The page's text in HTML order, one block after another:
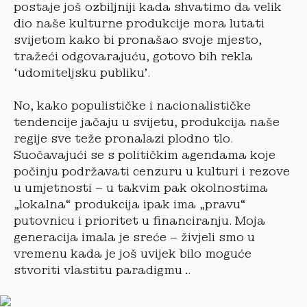
postaje još ozbiljniji kada shvatimo da velik
dio naše kulturne produkcije mora lutati
svijetom kako bi pronašao svoje mjesto,
tražeći odgovarajuću, gotovo bih rekla
‘udomiteljsku publiku’.
No, kako populističke i nacionalističke
tendencije jačaju u svijetu, produkcija naše
regije sve teže pronalazi plodno tlo.
Suočavajući se s političkim agendama koje
počinju podržavati cenzuru u kulturi i rezove
u umjetnosti – u takvim pak okolnostima
„lokalna“ produkcija ipak ima „pravu“
putovnicu i prioritet u financiranju. Moja
generacija imala je sreće – živjeli smo u
vremenu kada je još uvijek bilo moguće
stvoriti vlastitu paradigmu…